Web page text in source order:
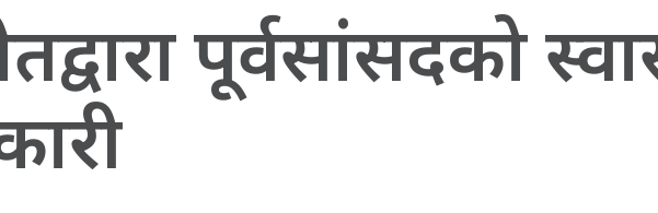
पूर्वसांसदको